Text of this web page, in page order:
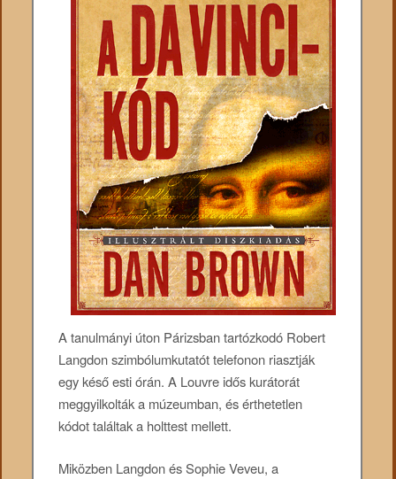
A tanulmányi úton Párizsban tartózkodó Robert
Langdon szimbólumkutatót telefonon riasztják
egy késő esti órán. A Louvre idős kurátorát
meggyilkolták a múzeumban, és érthetetlen
kódot találtak a holttest mellett.
Miközben Langdon és Sophie Veveu, a